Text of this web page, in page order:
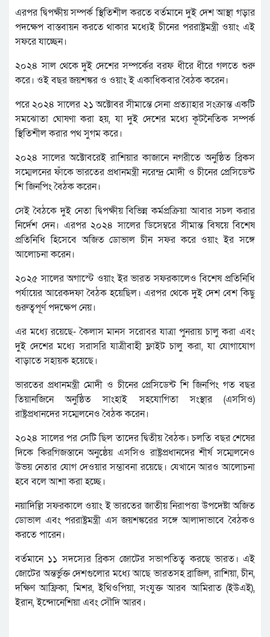
এরপর দ্বিপক্ষীয় সম্পর্ক স্থিতিশীল করতে বর্তমানে দুই দেশ আস্থা গড়ার
পদক্ষেপ বাস্তবায়ন করতে থাকার মধ্যেই চীনের পররাষ্ট্রমন্ত্রী ওয়াং এই
সফরে যাচ্ছেন।
২০২৪ সাল থেকে দুই দেশের সম্পর্কের বরফ ধীরে ধীরে গলতে শুরু
করে। ওই বছর জয়শঙ্কর ও ওয়াং ই একাধিকবার বৈঠক করেন।
পরে ২০২৪ সালের ২১ অক্টোবর সীমান্তে সেনা প্রত্যাহার সংক্রান্ত একটি
সমঝোতা ঘোষণা করা হয়, যা দুই দেশের মধ্যে কূটনৈতিক সম্পর্ক
স্থিতিশীল করার পথ সুগম করে।
২০২৪ সালের অক্টোবরেই রাশিয়ার কাজানে নগরীতে অনুষ্ঠিত ব্রিকস
সম্মেলনের ফাঁকে ভারতের প্রধানমন্ত্রী নরেন্দ্র মোদী ও চীনের প্রেসিডেন্ট
শি জিনপিং বৈঠক করেন।
সেই বৈঠকে দুই নেতা দ্বিপক্ষীয় বিভিন্ন কর্মপ্রক্রিয়া আবার সচল করার
নির্দেশ দেন। এরপর ২০২৪ সালের ডিসেম্বরে সীমান্ত বিষয়ে বিশেষ
প্রতিনিধি হিসেবে অজিত ডোভাল চীন সফর করে ওয়াং ইর সঙ্গে
আলোচনা করেন।
২০২৫ সালের অগাস্টে ওয়াং ইর ভারত সফরকালেও বিশেষ প্রতিনিধি
পর্যায়ের আরেকদফা বৈঠক হয়েছিল। এরপর থেকে দুই দেশ বেশ কিছু
গুরুত্বপূর্ণ পদক্ষেপ নেয়।
এর মধ্যে রয়েছে- কৈলাস মানস সরোবর যাত্রা পুনরায় চালু করা এবং
দুই দেশের মধ্যে সরাসরি যাত্রীবাহী ফ্লাইট চালু করা, যা যোগাযোগ
বাড়াতে সহায়ক হয়েছে।
ভারতের প্রধানমন্ত্রী মোদী ও চীনের প্রেসিডেন্ট শি জিনপিং গত বছর
তিয়ানজিনে অনুষ্ঠিত সাংহাই সহযোগিতা সংস্থার (এসসিও)
রাষ্ট্রপ্রধানদের সম্মেলনেও বৈঠক করেন।
২০২৪ সালের পর সেটি ছিল তাদের দ্বিতীয় বৈঠক। চলতি বছর শেষের
দিকে কিরগিজস্তানে অনুষ্ঠেয় এসসিও রাষ্ট্রপ্রধানদের শীর্ষ সম্মেলনেও
উভয় নেতার যোগ দেওয়ার সম্ভাবনা রয়েছে। যেখানে আরও আলোচনা
হবে বলে আশা করা হচ্ছে।
নয়াদিল্লি সফরকালে ওয়াং ই ভারতের জাতীয় নিরাপত্তা উপদেষ্টা অজিত
ডোভাল এবং পররাষ্ট্রমন্ত্রী এস জয়শঙ্করের সঙ্গে আলাদাভাবে বৈঠকও
করতে পারেন।
বর্তমানে ১১ সদস্যের ব্রিকস জোটের সভাপতিত্ব করছে ভারত। এই
জোটের অন্তর্ভুক্ত দেশগুলোর মধ্যে আছে ভারতসহ ব্রাজিল, রাশিয়া, চীন,
দক্ষিণ আফ্রিকা, মিশর, ইথিওপিয়া, সংযুক্ত আরব আমিরাত (ইউএই),
ইরান, ইন্দোনেশিয়া এবং সৌদি আরব।